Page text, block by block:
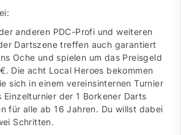
anderen PDC-Profi und weiteren
Dartszene treffen auch garantiert
Oche und spielen um das Preisgeld
Die acht Local Heroes bekommen
sich in einem vereinsinternen Turnier
der 1 Borkener Darts
für alle ab 16 Jahren. Du willst dabei
Schritten.